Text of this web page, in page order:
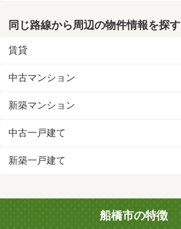
同じ路線から周辺の物件情報を探す
賃貸
中古マンション
新築マンション
中古一戸建て
新築一戸建て
船橋市の特徴